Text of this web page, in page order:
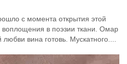
с момента открытия этой
воплощения в поэзии ткани. Омар
вина готовь. Мускатного....